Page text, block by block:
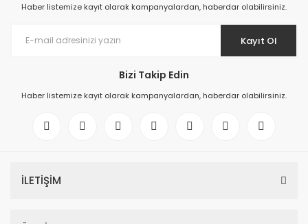
Haber listemize kayıt olarak kampanyalardan, haberdar olabilirsiniz.
Kayıt Ol
Bizi Takip Edin
Haber listemize kayıt olarak kampanyalardan, haberdar olabilirsiniz.
İLETİŞİM